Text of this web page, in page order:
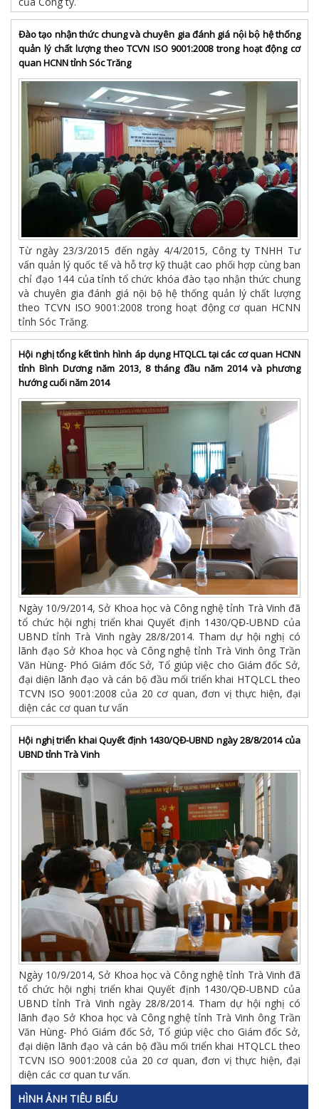
Đào tạo nhận thức chung và chuyên gia đánh giá nội bộ hệ thống
quản lý chất lượng theo TCVN ISO 9001:2008 trong hoạt động cơ
quan HCNN tỉnh Sóc Trăng
Từ ngày 23/3/2015 đến ngày 4/4/2015, Công ty TNHH Tư
vấn quản lý quốc tế và hỗ trợ kỹ thuật cao phối hợp cùng ban
chỉ đạo 144 của tỉnh tổ chức khóa đào tạo nhận thức chung
và chuyên gia đánh giá nội bộ hệ thống quản lý chất lượng
theo TCVN ISO 9001:2008 trong hoạt động cơ quan HCNN
tỉnh Sóc Trăng.
Hội nghị tổng kết tình hình áp dụng HTQLCL tại các cơ quan HCNN
tỉnh Bình Dương năm 2013, 8 tháng đầu năm 2014 và phương
hướng cuối năm 2014
Ngày 10/9/2014, Sở Khoa học và Công nghệ tỉnh Trà Vinh đã
tổ chức hội nghị triển khai Quyết định 1430/QĐ-UBND của
UBND tỉnh Trà Vinh ngày 28/8/2014. Tham dự hội nghị có
lãnh đạo Sở Khoa học và Công nghệ tỉnh Trà Vinh ông Trần
Văn Hùng- Phó Giám đốc Sở, Tổ giúp việc cho Giám đốc Sở,
đại diện lãnh đạo và cán bộ đầu mối triển khai HTQLCL theo
TCVN ISO 9001:2008 của 20 cơ quan, đơn vị thực hiện, đại
diện các cơ quan tư vấn
Hội nghị triển khai Quyết định 1430/QĐ-UBND ngày 28/8/2014 của
UBND tỉnh Trà Vinh
Ngày 10/9/2014, Sở Khoa học và Công nghệ tỉnh Trà Vinh đã
tổ chức hội nghị triển khai Quyết định 1430/QĐ-UBND của
UBND tỉnh Trà Vinh ngày 28/8/2014. Tham dự hội nghị có
lãnh đạo Sở Khoa học và Công nghệ tỉnh Trà Vinh ông Trần
Văn Hùng- Phó Giám đốc Sở, Tổ giúp việc cho Giám đốc Sở,
đại diện lãnh đạo và cán bộ đầu mối triển khai HTQLCL theo
TCVN ISO 9001:2008 của 20 cơ quan, đơn vị thực hiện, đại
diện các cơ quan tư vấn.
HÌNH ẢNH TIÊU BIỂU